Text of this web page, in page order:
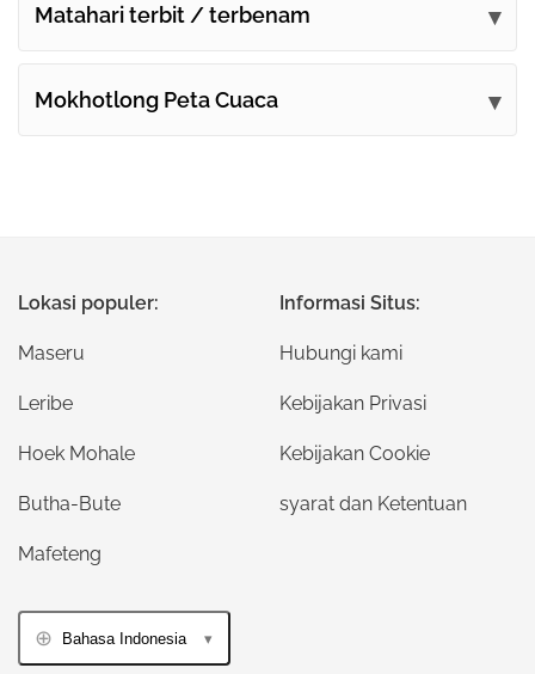
Matahari terbit / terbenam
Mokhotlong Peta Cuaca
Lokasi populer:
Maseru
Leribe
Hoek Mohale
Butha-Bute
Mafeteng
Informasi Situs:
Hubungi kami
Kebijakan Privasi
Kebijakan Cookie
syarat dan Ketentuan
Bahasa Indonesia